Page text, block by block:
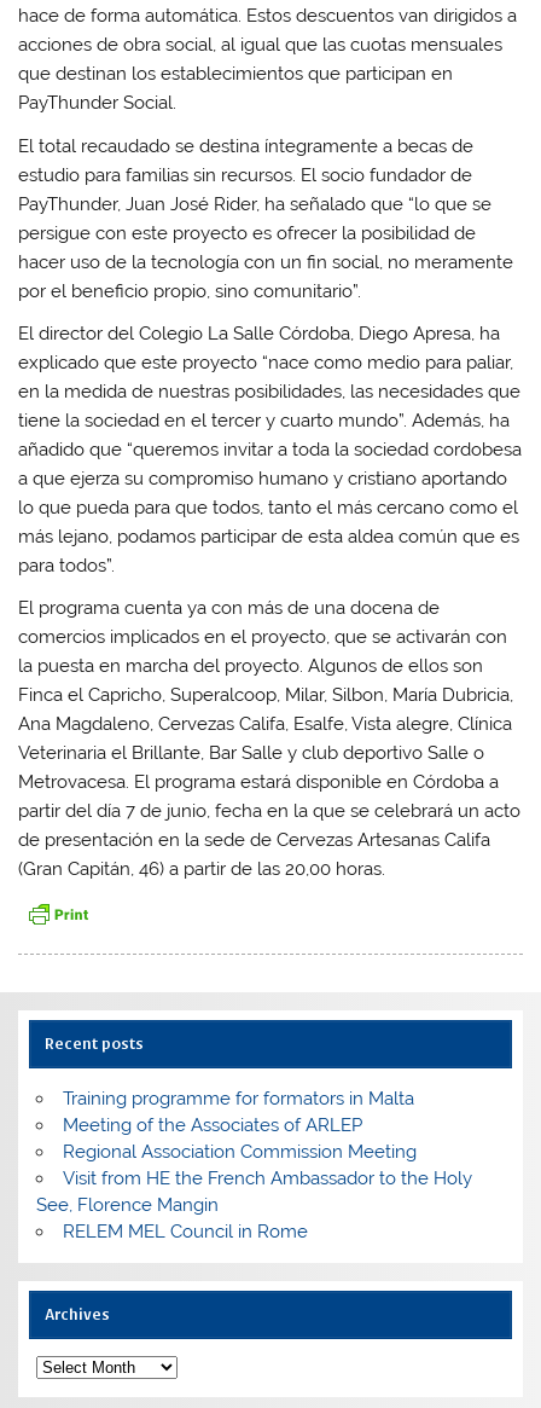
hace de forma automática. Estos descuentos van dirigidos a
acciones de obra social, al igual que las cuotas mensuales
que destinan los establecimientos que participan en
PayThunder Social.
El total recaudado se destina íntegramente a becas de
estudio para familias sin recursos. El socio fundador de
PayThunder, Juan José Rider, ha señalado que “lo que se
persigue con este proyecto es ofrecer la posibilidad de
hacer uso de la tecnología con un fin social, no meramente
por el beneficio propio, sino comunitario”.
El director del Colegio La Salle Córdoba, Diego Apresa, ha
explicado que este proyecto “nace como medio para paliar,
en la medida de nuestras posibilidades, las necesidades que
tiene la sociedad en el tercer y cuarto mundo”. Además, ha
añadido que “queremos invitar a toda la sociedad cordobesa
a que ejerza su compromiso humano y cristiano aportando
lo que pueda para que todos, tanto el más cercano como el
más lejano, podamos participar de esta aldea común que es
para todos”.
El programa cuenta ya con más de una docena de
comercios implicados en el proyecto, que se activarán con
la puesta en marcha del proyecto. Algunos de ellos son
Finca el Capricho, Superalcoop, Milar, Silbon, María Dubricia,
Ana Magdaleno, Cervezas Califa, Esalfe, Vista alegre, Clínica
Veterinaria el Brillante, Bar Salle y club deportivo Salle o
Metrovacesa. El programa estará disponible en Córdoba a
partir del día 7 de junio, fecha en la que se celebrará un acto
de presentación en la sede de Cervezas Artesanas Califa
(Gran Capitán, 46) a partir de las 20,00 horas.
Recent posts
Training programme for formators in Malta
Meeting of the Associates of ARLEP
Regional Association Commission Meeting
Visit from HE the French Ambassador to the Holy
See, Florence Mangin
RELEM MEL Council in Rome
Archives
Archives